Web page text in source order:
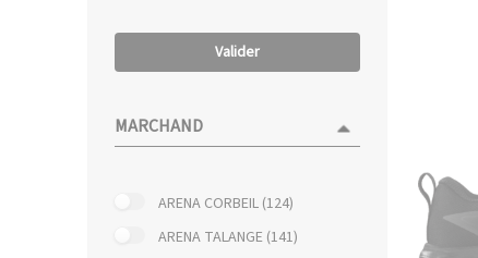
Valider
MARCHAND
ARENA CORBEIL (124)
ARENA TALANGE (141)